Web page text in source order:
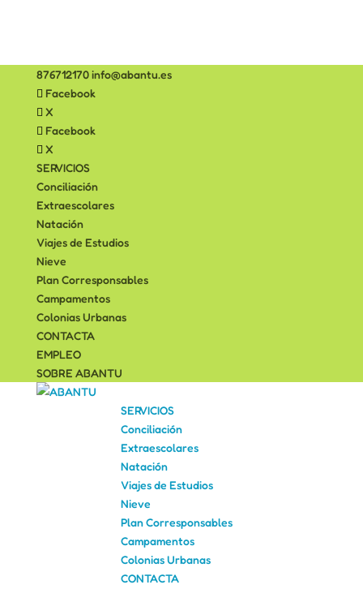
876712170info@abantu.es
Facebook
X
Facebook
X
SERVICIOS
Conciliación
Extraescolares
Natación
Viajes de Estudios
Nieve
Plan Corresponsables
Campamentos
Colonias Urbanas
CONTACTA
EMPLEO
SOBRE ABANTU
SERVICIOS
Conciliación
Extraescolares
Natación
Viajes de Estudios
Nieve
Plan Corresponsables
Campamentos
Colonias Urbanas
CONTACTA